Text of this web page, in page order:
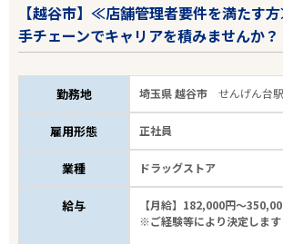
【越谷市】≪店舗管理者要件を満たす
手チェーンでキャリアを積みませんか？
勤務地 埼玉県 越谷市せんげん台
雇用形態 正社員
業種 ドラッグストア
給与
【月給】182,000円～
※ご経験等により決定します